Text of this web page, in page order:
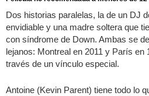
Dos historias paralelas, la de un DJ
envidiable y una madre soltera que
con síndrome de Down. Ambas se
lejanos: Montreal en 2011 y París en
través de un vínculo especial.
Antoine (Kevin Parent) tiene todo lo